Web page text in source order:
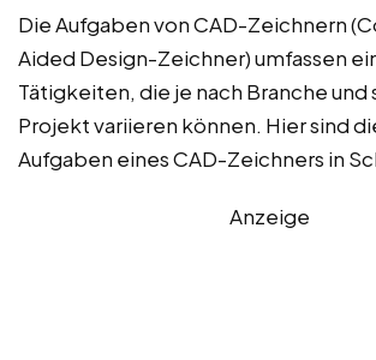
Die Aufgaben von CAD-Zeichnern
Aided Design-Zeichner) umfassen
Tätigkeiten, die je nach Branche
Projekt variieren können. Hier sind
Aufgaben eines CAD-Zeichners in
Anzeige